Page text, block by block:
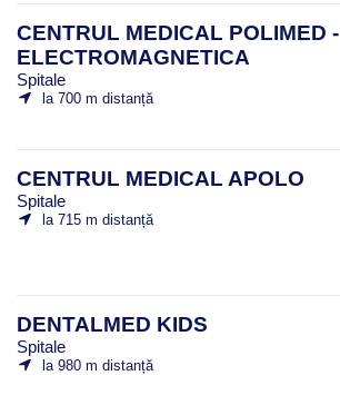
CENTRUL MEDICAL POLIMED -
ELECTROMAGNETICA
Spitale
la 700 m distanță
CENTRUL MEDICAL APOLO
Spitale
la 715 m distanță
DENTALMED KIDS
Spitale
la 980 m distanță